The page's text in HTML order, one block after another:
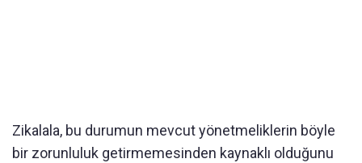
Zikalala, bu durumun mevcut yönetmeliklerin böyle
bir zorunluluk getirmemesinden kaynaklı olduğunu